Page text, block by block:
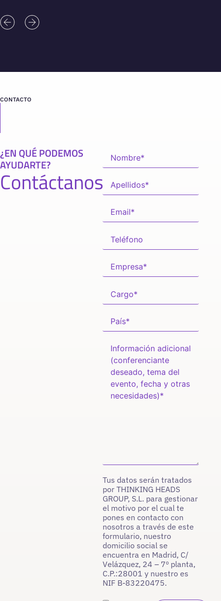
CONTACTO
¿EN QUÉ PODEMOS
AYUDARTE?
Contáctanos
Tus datos serán tratados
por THINKING HEADS
GROUP, S.L. para gestionar
el motivo por el cual te
pones en contacto con
nosotros a través de este
formulario, nuestro
domicilio social se
encuentra en Madrid, C/
Velázquez, 24 – 7º planta,
C.P.:28001 y nuestro es
NIF B-83220475.